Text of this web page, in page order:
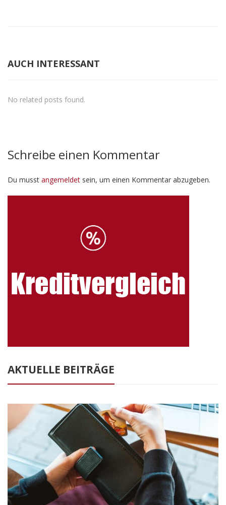
AUCH INTERESSANT
No related posts found.
Schreibe einen Kommentar
Du musst angemeldet sein, um einen Kommentar abzugeben.
AKTUELLE BEITRÄGE